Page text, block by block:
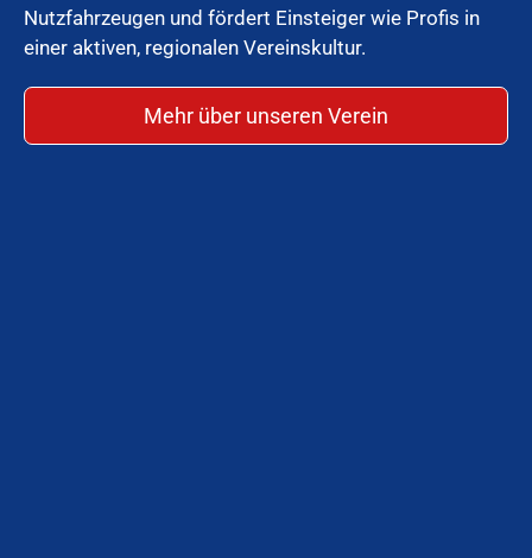
Nutzfahrzeugen und fördert Einsteiger wie Profis in
einer aktiven, regionalen Vereinskultur.
Mehr über unseren Verein